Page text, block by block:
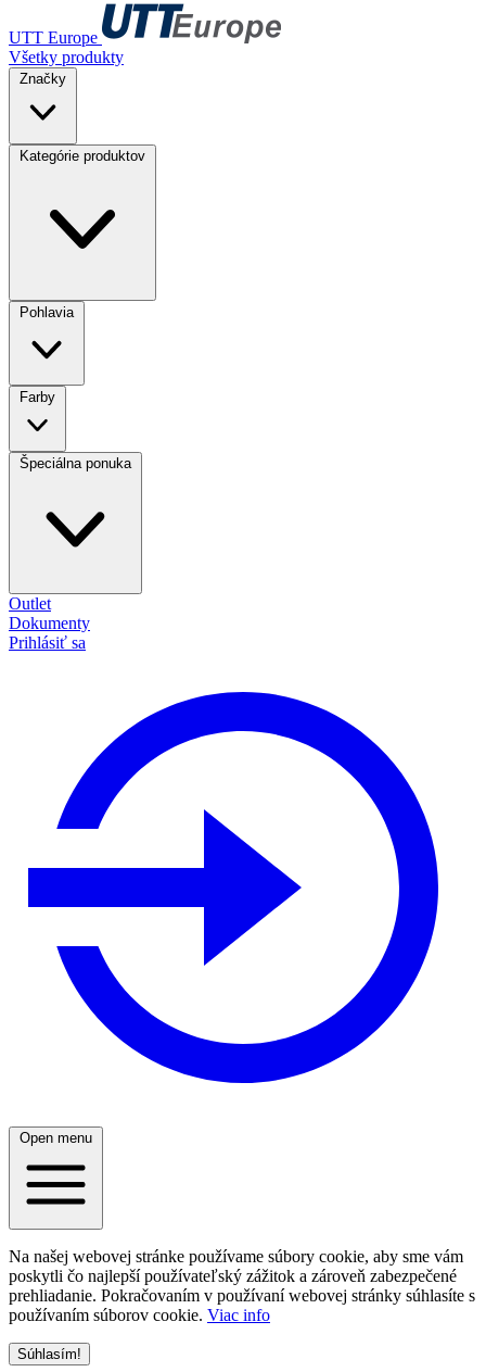
UTT Europe
Všetky produkty
Značky
Kategórie produktov
Pohlavia
Farby
Špeciálna ponuka
Outlet
Dokumenty
Prihlásiť sa
Open menu
Na našej webovej stránke používame súbory cookie, aby sme vám
poskytli čo najlepší používateľský zážitok a zároveň zabezpečené
prehliadanie. Pokračovaním v používaní webovej stránky súhlasíte s
používaním súborov cookie. Viac info
Súhlasím!